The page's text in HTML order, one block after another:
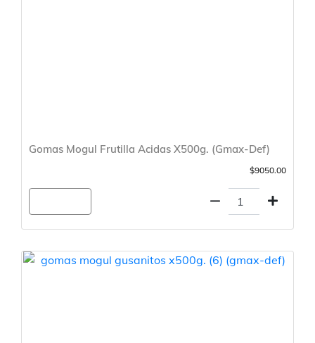
Gomas Mogul Frutilla Acidas X500g. (Gmax-Def)
$9050.00